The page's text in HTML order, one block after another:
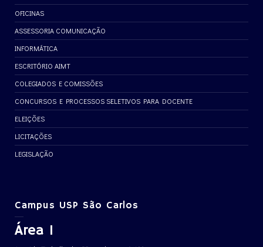
OFICINAS
ASSESSORIA COMUNICAÇÃO
INFORMÁTICA
ESCRITÓRIO AIMT
COLEGIADOS E COMISSÕES
CONCURSOS E PROCESSOS SELETIVOS PARA DOCENTE
ELEIÇÕES
LICITAÇÕES
LEGISLAÇÃO
Campus USP São Carlos
Área 1